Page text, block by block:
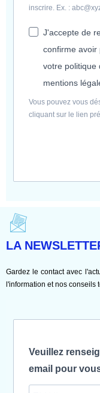
inscrire. Ex. :
J'accepte de
confirme avoir
votre politique
mentions
Vous pouvez vous
cliquant sur le lien
LA
Gardez le contact avec
l'information et nos conseils
Veuillez
email pour